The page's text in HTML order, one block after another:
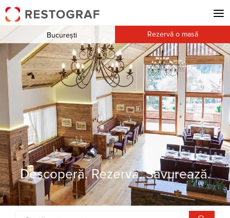
Descoperă. Rezervă. Savurează.
București Rezervă o masă